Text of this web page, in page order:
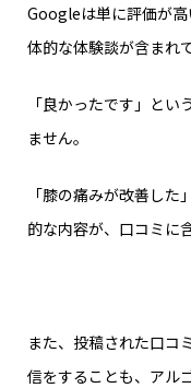
Googleは単に評価が
体的な体験談が含まれ
「良かったです」と
ません。
「膝の痛みが改善し
的な内容が、口コミに
また、投稿された口コ
信をすることも、アル